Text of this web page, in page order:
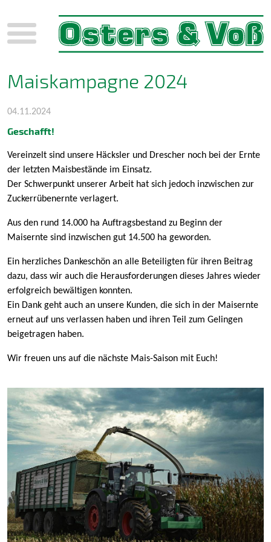
Menü
Maiskampagne 2024
04.11.2024
Geschafft!
Vereinzelt sind unsere Häcksler und Drescher noch bei der Ernte
der letzten Maisbestände im Einsatz.
Der Schwerpunkt unserer Arbeit hat sich jedoch inzwischen zur
Zuckerrübenernte verlagert.
Aus den rund 14.000 ha Auftragsbestand zu Beginn der
Maisernte sind inzwischen gut 14.500 ha geworden.
Ein herzliches Dankeschön an alle Beteiligten für ihren Beitrag
dazu, dass wir auch die Herausforderungen dieses Jahres wieder
erfolgreich bewältigen konnten.
Ein Dank geht auch an unsere Kunden, die sich in der Maisernte
erneut auf uns verlassen haben und ihren Teil zum Gelingen
beigetragen haben.
Wir freuen uns auf die nächste Mais-Saison mit Euch!